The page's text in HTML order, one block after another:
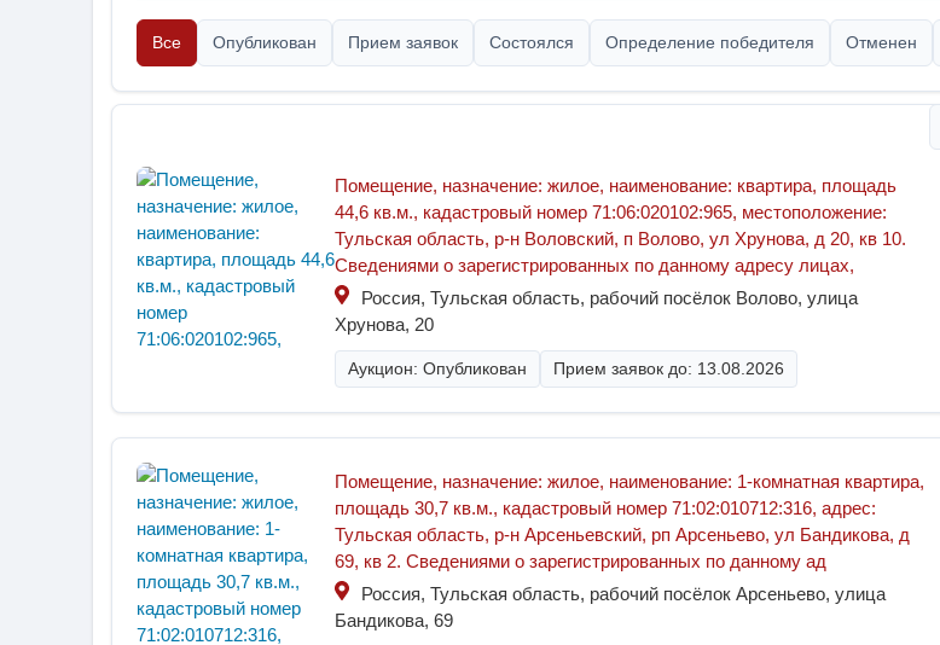
Все Опубликован Прием заявок Состоялся Определение победителя Отменен
Помещение, назначение: жилое, наименование: квартира, площадь
44,6 кв.м., кадастровый номер 71:06:020102:965, местоположение:
Тульская область, р-н Воловский, п Волово, ул Хрунова, д 20, кв 10.
Сведениями о зарегистрированных по данному адресу лицах,
Россия, Тульская область, рабочий посёлок Волово, улица
Хрунова, 20
Аукцион: Опубликован Прием заявок до: 13.08.2026
Помещение, назначение: жилое, наименование: 1-комнатная квартира,
площадь 30,7 кв.м., кадастровый номер 71:02:010712:316, адрес:
Тульская область, р-н Арсеньевский, рп Арсеньево, ул Бандикова, д
69, кв 2. Сведениями о зарегистрированных по данному ад
Россия, Тульская область, рабочий посёлок Арсеньево, улица
Бандикова, 69